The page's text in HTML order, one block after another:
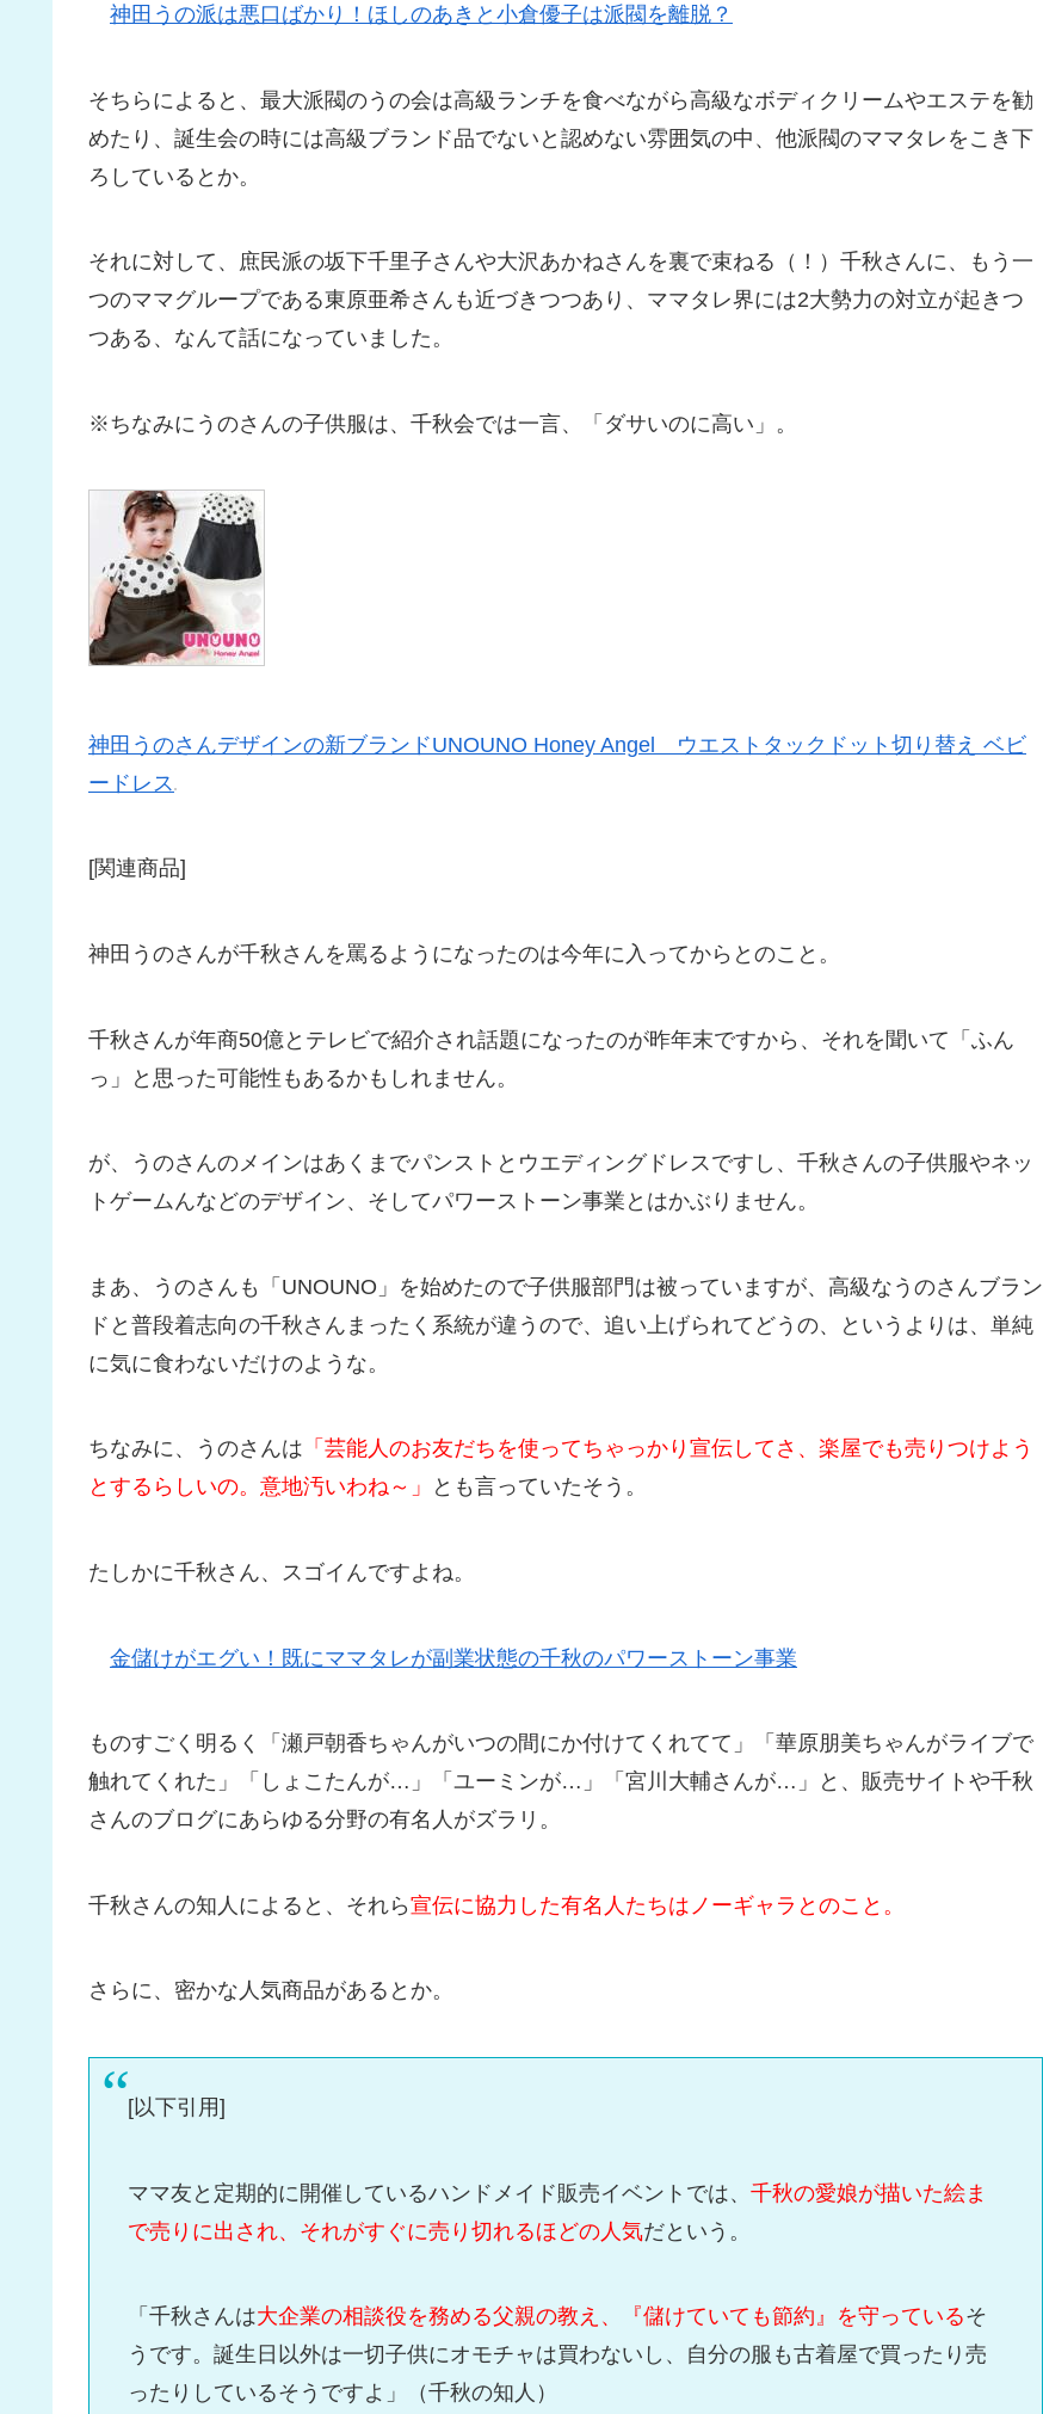
神田うの派は悪口ばかり！ほしのあきと小倉優子は派閥を離脱？
そちらによると、最大派閥のうの会は高級ランチを食べながら高級なボディクリームやエステを勧
めたり、誕生会の時には高級ブランド品でないと認めない雰囲気の中、他派閥のママタレをこき下
ろしているとか。
それに対して、庶民派の坂下千里子さんや大沢あかねさんを裏で束ねる（！）千秋さんに、もう一
つのママグループである東原亜希さんも近づきつつあり、ママタレ界には2大勢力の対立が起きつ
つある、なんて話になっていました。
※ちなみにうのさんの子供服は、千秋会では一言、「ダサいのに高い」。
神田うのさんデザインの新ブランドUNOUNO Honey Angel ウエストタックドット切り替え ベビ
ードレス
[関連商品]
神田うのさんが千秋さんを罵るようになったのは今年に入ってからとのこと。
千秋さんが年商50億とテレビで紹介され話題になったのが昨年末ですから、それを聞いて「ふん
っ」と思った可能性もあるかもしれません。
が、うのさんのメインはあくまでパンストとウエディングドレスですし、千秋さんの子供服やネッ
トゲームんなどのデザイン、そしてパワーストーン事業とはかぶりません。
まあ、うのさんも「UNOUNO」を始めたので子供服部門は被っていますが、高級なうのさんブラン
ドと普段着志向の千秋さんまったく系統が違うので、追い上げられてどうの、というよりは、単純
に気に食わないだけのような。
ちなみに、うのさんは 「芸能人のお友だちを使ってちゃっかり宣伝してさ、楽屋でも売りつけよう
とするらしいの。意地汚いわね～」
とも言っていたそう。
たしかに千秋さん、スゴイんですよね。
金儲けがエグい！既にママタレが副業状態の千秋のパワーストーン事業
ものすごく明るく「瀬戸朝香ちゃんがいつの間にか付けてくれてて」「華原朋美ちゃんがライブで
触れてくれた」「しょこたんが…」「ユーミンが…」「宮川大輔さんが…」と、販売サイトや千秋
さんのブログにあらゆる分野の有名人がズラリ。
千秋さんの知人によると、それら宣伝に協力した有名人たちはノーギャラとのこと。
さらに、密かな人気商品があるとか。
[以下引用]
ママ友と定期的に開催しているハンドメイド販売イベントでは、千秋の愛娘が描いた絵ま
で売りに出され、それがすぐに売り切れるほどの人気だという。
「千秋さんは大企業の相談役を務める父親の教え、『儲けていても節約』を守っているそ
うです。誕生日以外は一切子供にオモチャは買わないし、自分の服も古着屋で買ったり売
ったりしているそうですよ」（千秋の知人）